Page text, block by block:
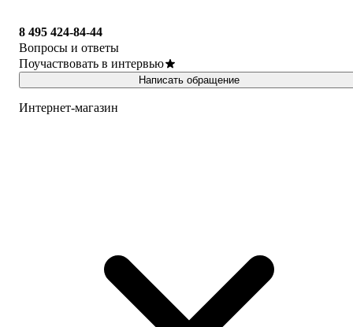
8 495 424-84-44
Вопросы и ответы
Поучаствовать в интервью
Написать обращение
Интернет-магазин